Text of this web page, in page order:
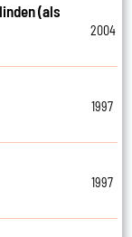
(als
2004
1997
1997